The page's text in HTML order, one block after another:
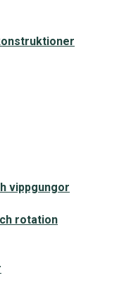
vippgungor
rotation